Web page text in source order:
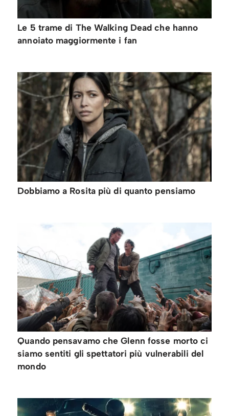
Le 5 trame di The Walking Dead che hanno
annoiato maggiormente i fan
Dobbiamo a Rosita più di quanto pensiamo
Quando pensavamo che Glenn fosse morto ci
siamo sentiti gli spettatori più vulnerabili del
mondo